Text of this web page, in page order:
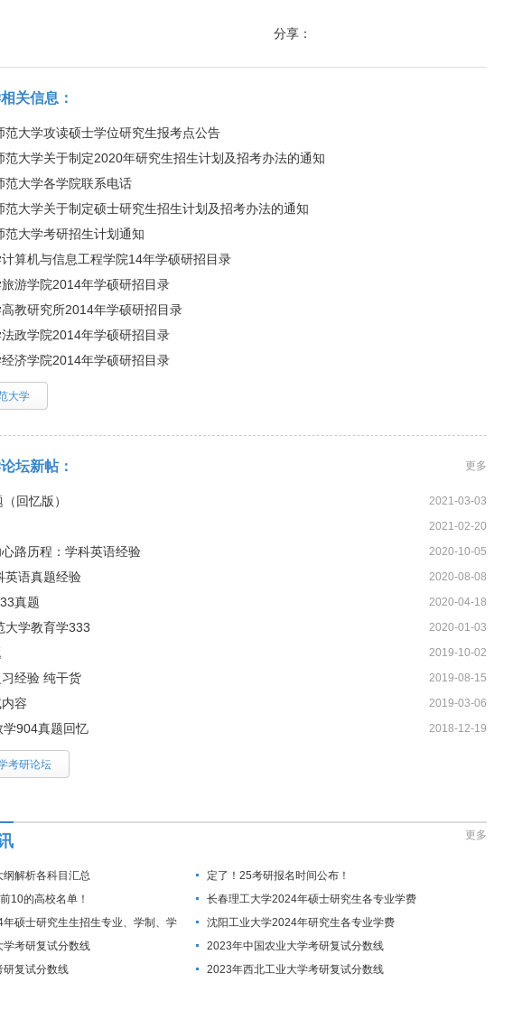
分享：
关信息：
范大学攻读硕士学位研究生报考点公告
范大学关于制定2020年研究生招生计划及招考办法的通知
范大学各学院联系电话
范大学关于制定硕士研究生招生计划及招考办法的通知
范大学考研招生计划通知
算机与信息工程学院14年学硕研招目录
游学院2014年学硕研招目录
教研究所2014年学硕研招目录
政学院2014年学硕研招目录
济学院2014年学硕研招目录
大学
坛新帖： 更多
2021-03-03
回忆版）
2021-02-20
2020-10-05
路历程：学科英语经验
2020-08-08
英语真题经验
2020-04-18
真题
2020-01-03
大学教育学333
2019-10-02
2019-08-15
经验 纯干货
2019-03-06
容
2018-12-19
学904真题回忆
考研论坛
更多
解析各科目汇总
定了！25考研报名时间公布！
10的高校名单！
长春理工大学2024年硕士研究生各专业学费
硕士研究生生招生专业、学制、学
沈阳工业大学2024年研究生各专业学费
考研复试分数线
2023年中国农业大学考研复试分数线
复试分数线
2023年西北工业大学考研复试分数线